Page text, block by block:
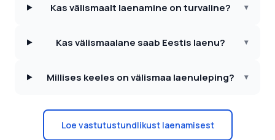
Kas välismaalt laenamine on turvaline? ▾
Kas välismaalane saab Eestis laenu? ▾
Millises keeles on välismaa laenuleping? ▾
Loe vastutustundlikust laenamisest